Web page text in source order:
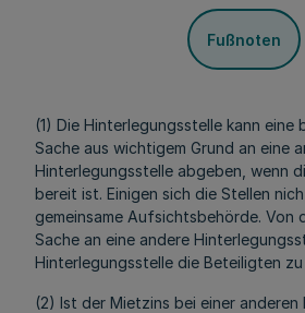
Fußnoten
(1) Die Hinterlegungsstelle kann eine
Sache aus wichtigem Grund an eine
Hinterlegungsstelle abgeben, wenn
bereit ist. Einigen sich die Stellen
gemeinsame Aufsichtsbehörde. Von
Sache an eine andere
Hinterlegungsstelle die Beteiligten
(2) Ist der Mietzins bei einer